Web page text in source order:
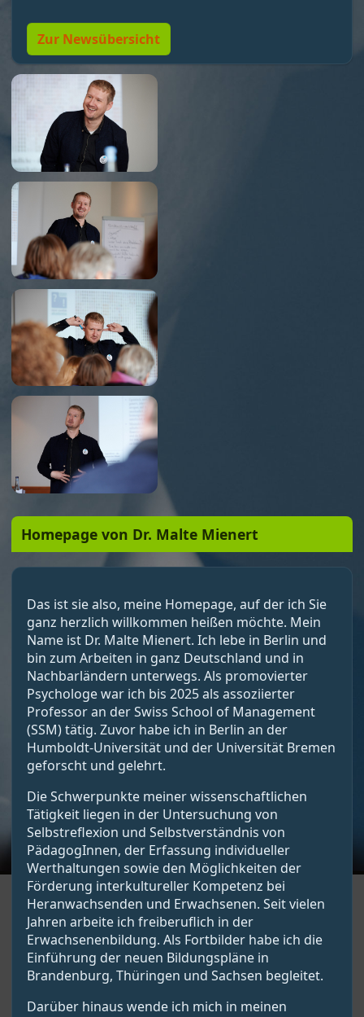
Zur Newsübersicht
Homepage von Dr. Malte Mienert
Das ist sie also, meine Homepage, auf der ich Sie
ganz herzlich willkommen heißen möchte. Mein
Name ist Dr. Malte Mienert. Ich lebe in Berlin und
bin zum Arbeiten in ganz Deutschland und in
Nachbarländern unterwegs. Als promovierter
Psychologe war ich bis 2025 als assoziierter
Professor an der Swiss School of Management
(SSM) tätig. Zuvor habe ich in Berlin an der
Humboldt-Universität und der Universität Bremen
geforscht und gelehrt.
Die Schwerpunkte meiner wissenschaftlichen
Tätigkeit liegen in der Untersuchung von
Selbstreflexion und Selbstverständnis von
PädagogInnen, der Erfassung individueller
Werthaltungen sowie den Möglichkeiten der
Förderung interkultureller Kompetenz bei
Heranwachsenden und Erwachsenen. Seit vielen
Jahren arbeite ich freiberuflich in der
Erwachsenenbildung. Als Fortbilder habe ich die
Einführung der neuen Bildungspläne in
Brandenburg, Thüringen und Sachsen begleitet.
Darüber hinaus wende ich mich in meinen